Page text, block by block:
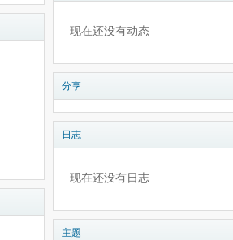
现在还没有动态
分享
日志
现在还没有日志
主题